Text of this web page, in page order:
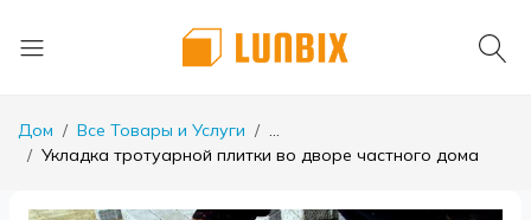
Дом Все Товары и Услуги
...
Укладка тротуарной плитки во дворе частного дома